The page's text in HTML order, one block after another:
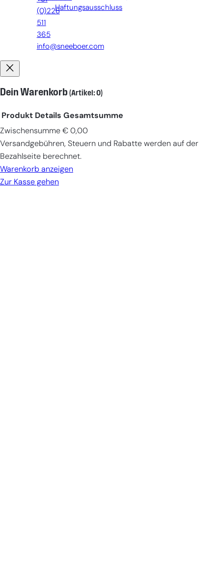
(0)228
511
365
info@sneeboer.com
Haftungsausschluss
Dein Warenkorb (Artikel: 0)
Produkte
im
Warenkorb
Produkt Details Gesamtsumme
Zwischensumme € 0,00
Versandgebühren, Steuern und Rabatte werden auf der
Bezahlseite berechnet.
Warenkorb anzeigen
Zur Kasse gehen